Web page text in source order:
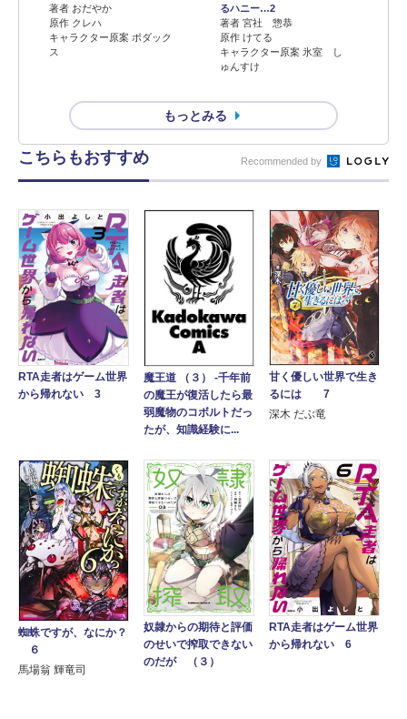
著者 おだやか
原作 クレハ
キャラクター原案 ボダック
ス
るハニー…2
著者 宮社 惣恭
原作 けてる
キャラクター原案 氷室 し
ゅんすけ
もっとみる
こちらもおすすめ Recommended by
RTA走者はゲーム世界
から帰れない 3
魔王道 （３） ‐千年前
の魔王が復活したら最
弱魔物のコボルトだっ
たが、知識経験に...
甘く優しい世界で生き
るには 7
深木 だぶ竜
蜘蛛ですが、なにか？
６
馬場翁 輝竜司
奴隷からの期待と評価
のせいで搾取できない
のだが （３）
RTA走者はゲーム世界
から帰れない 6